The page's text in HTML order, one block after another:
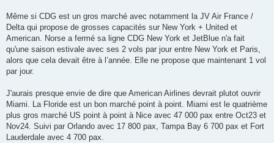
Même si CDG est un gros marché avec notamment la JV Air France /
Delta qui propose de grosses capacités sur New York + United et
American. Norse a fermé sa ligne CDG New York et JetBlue n'a fait
qu'une saison estivale avec ses 2 vols par jour entre New York et Paris,
alors que cela devait être à l’année. Elle ne propose que maintenant 1 vol
par jour.
J'aurais presque envie de dire que American Airlines devrait plutot ouvrir
Miami. La Floride est un bon marché point à point. Miami est le quatrième
plus gros marché US point à point à Nice avec 47 000 pax entre Oct23 et
Nov24. Suivi par Orlando avec 17 800 pax, Tampa Bay 6 700 pax et Fort
Lauderdale avec 4 700 pax.